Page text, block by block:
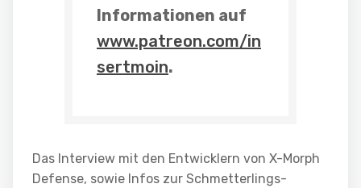
Informationen auf
www.patreon.com/in
sertmoin.
Das Interview mit den Entwicklern von X-Morph
Defense, sowie Infos zur Schmetterlings-